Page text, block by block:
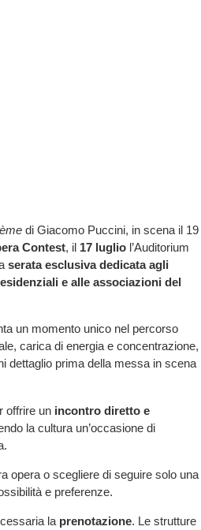
di Giacomo Puccini, in scena il 19
Contest, il 17 luglio l’Auditorium
serata esclusiva dedicata agli
e alle associazioni del
un momento unico nel percorso
carica di energia e concentrazione,
dettaglio prima della messa in scena
offrire un incontro diretto e
la cultura un’occasione di
opera o scegliere di seguire solo una
e preferenze.
la prenotazione. Le strutture